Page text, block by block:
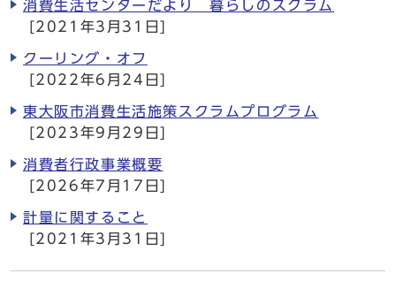
消費生活センターだより 暮らしのスクラム
[2021年3月31日]
クーリング・オフ
[2022年6月24日]
東大阪市消費生活施策スクラムプログラム
[2023年9月29日]
消費者行政事業概要
[2026年7月17日]
計量に関すること
[2021年3月31日]